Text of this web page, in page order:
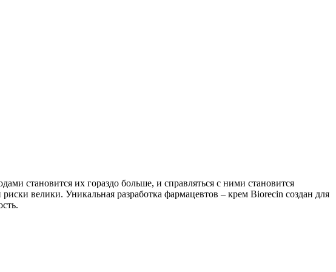
становится их гораздо больше, и справляться с ними становится
велики. Уникальная разработка фармацевтов – крем Biorecin создан для